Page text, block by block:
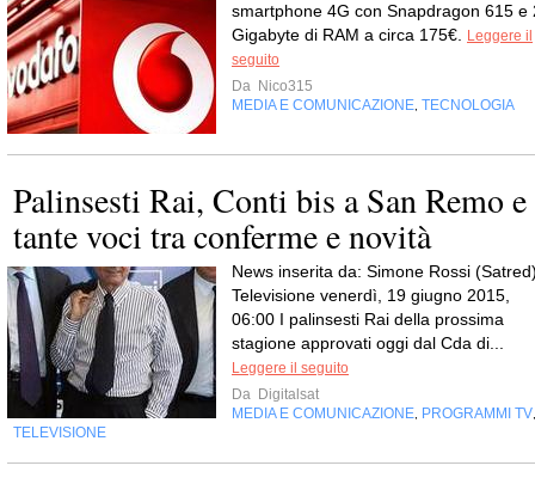
smartphone 4G con Snapdragon 615 e
Gigabyte di RAM a circa 175€.
Leggere il
seguito
Da Nico315
MEDIA E COMUNICAZIONE TECNOLOGIA
Palinsesti Rai, Conti bis a San Remo e
tante voci tra conferme e novità
News inserita da: Simone Rossi
Televisione venerdì, 19 giugno 2015,
06:00 I palinsesti Rai della prossima
stagione approvati oggi dal Cda di...
Leggere il seguito
Da Digitalsat
MEDIA E COMUNICAZIONE PROGRAMMI TV
TELEVISIONE